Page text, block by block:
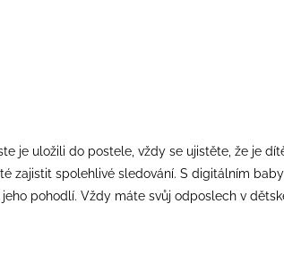
je uložili do postele, vždy se ujistěte, že je
zajistit spolehlivé sledování. S digitálním
pohodlí. Vždy máte svůj odposlech v